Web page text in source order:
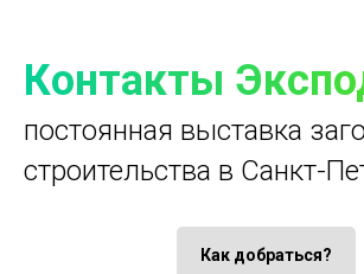
Контакты
постоянная выставка
строительства в Санкт-
Как добраться?